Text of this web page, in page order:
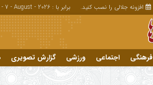
افزونه جلالی را نصب کنید. برابر با : Friday - 7 - August - 2026
فرهنگی اجتماعی ورزشی گزارش تصویری